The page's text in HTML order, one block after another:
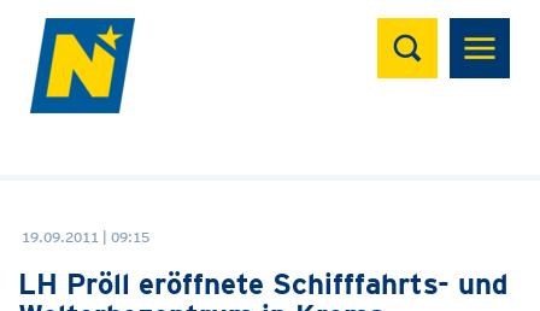
Suchen
19.09.2011 | 09:15
LH Pröll eröffnete Schifffahrts- und